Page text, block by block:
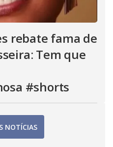
rebate fama de
Tem que
#shorts
NOTÍCIAS